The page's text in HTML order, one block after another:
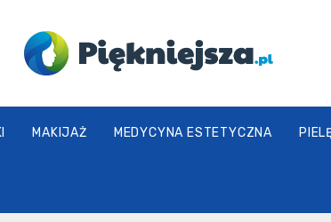
piekniejsza.pl
MAKIJAŻ MEDYCYNA ESTETYCZNA